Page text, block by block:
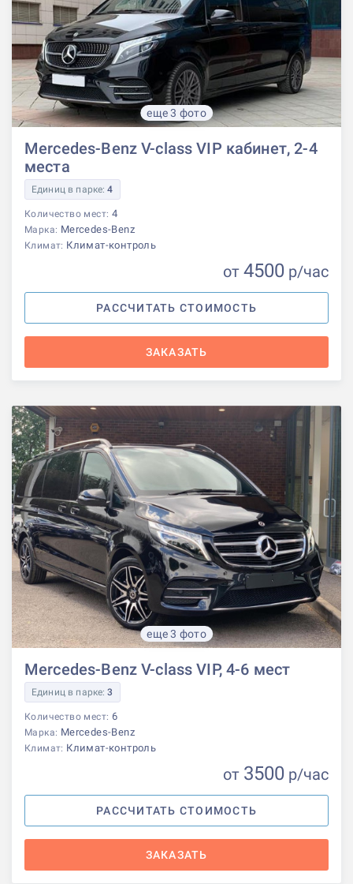
еще 3 фото
Mercedes-Benz V-class VIP кабинет, 2-4
места
Единиц в парке:4
Количество мест: 4
Марка: Mercedes-Benz
Климат: Климат-контроль
от 4500 р/час
РАССЧИТАТЬ СТОИМОСТЬ
ЗАКАЗАТЬ
еще 3 фото
Mercedes-Benz V-class VIP, 4-6 мест
Единиц в парке:3
Количество мест: 6
Марка: Mercedes-Benz
Климат: Климат-контроль
от 3500 р/час
РАССЧИТАТЬ СТОИМОСТЬ
ЗАКАЗАТЬ